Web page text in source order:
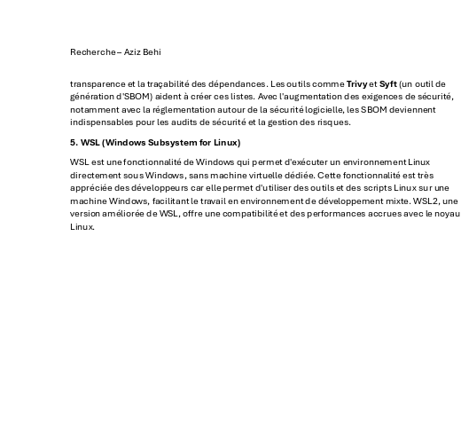
Recherche – Aziz Behi
transparence et la traçabilité des dépendances. Les outils comme Trivy et Syft (un outil de
génération d'SBOM) aident à créer ces listes. Avec l'augmentation des exigences de sécurité,
notamment avec la réglementation autour de la sécurité logicielle, les SBOM deviennent
indispensables pour les audits de sécurité et la gestion des risques.
5. WSL (Windows Subsystem for Linux)
WSL est une fonctionnalité de Windows qui permet d'exécuter un environnement Linux
directement sous Windows, sans machine virtuelle dédiée. Cette fonctionnalité est très
appréciée des développeurs car elle permet d'utiliser des outils et des scripts Linux sur une
machine Windows, facilitant le travail en environnement de développement mixte. WSL2, une
version améliorée de WSL, ore une compatibilité et des performances accrues avec le noyau
Linux.